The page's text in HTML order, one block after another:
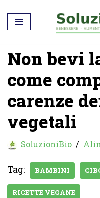
Vai
contenuto
Non bevi
come
carenze
vegetali
SoluzioniBio
Tag: BAMBINI
RICETTE VEGANE